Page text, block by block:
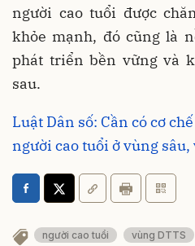
người cao tuổi được
khỏe mạnh, đó cũng là
phát triển bền vững và
sau.
Luật Dân số: Cần có cơ
người cao tuổi ở vùng sâu,
người cao tuổi vùng DTTS